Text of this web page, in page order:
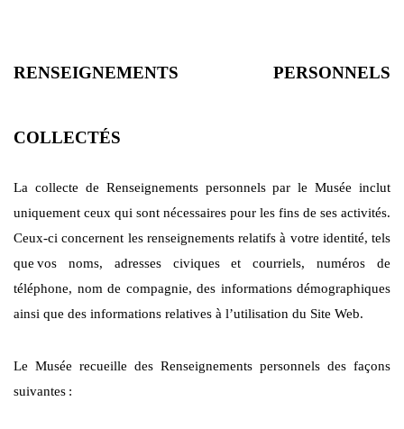
RENSEIGNEMENTS PERSONNELS
COLLECTÉS
La collecte de Renseignements personnels par le Musée inclut
uniquement ceux qui sont nécessaires pour les fins de ses activités.
Ceux-ci concernent les renseignements relatifs à votre identité, tels
que vos noms, adresses civiques et courriels, numéros de
téléphone, nom de compagnie, des informations démographiques
ainsi que des informations relatives à l’utilisation du Site Web.
Le Musée recueille des Renseignements personnels des façons
suivantes :